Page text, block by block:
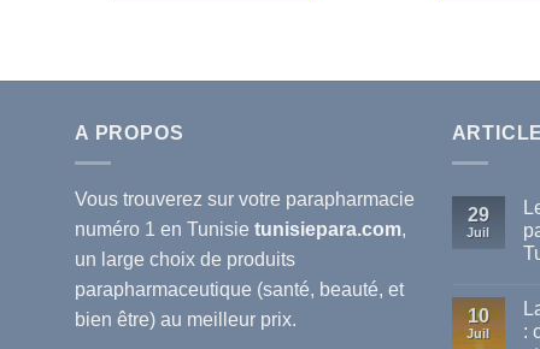
A PROPOS
Vous trouverez sur votre parapharmacie
numéro 1 en Tunisie tunisiepara.com,
un large choix de produits
parapharmaceutique (santé, beauté, et
bien être) au meilleur prix.
29
Juil
sur
10
Juil
: